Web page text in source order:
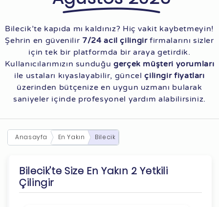
Bilecik’te kapıda mı kaldınız? Hiç vakit kaybetmeyin!
Şehrin en güvenilir 7/24 acil çilingirfirmalarını sizler
için tek bir platformda bir araya getirdik.
Kullanıcılarımızın sunduğu gerçek müşteri yorumları
ile ustaları kıyaslayabilir, güncelçilingir fiyatları
üzerinden bütçenize en uygun uzmanı bularak
saniyeler içinde profesyonel yardım alabilirsiniz.
Anasayfa En Yakın Bilecik
Bilecik'te Size En Yakın 2 Yetkili
Çilingir